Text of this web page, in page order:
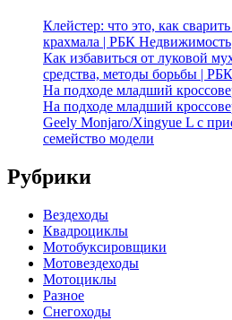
Клейстер: что это, как
крахмала | РБК Недвижимость
Как избавиться от луковой
средства, методы борьбы |
На подходе младший
На подходе младший
Geely Monjaro/Xingyue L с
семейство модели
Рубрики
Вездеходы
Квадроциклы
Мотобуксировщики
Мотовездеходы
Мотоциклы
Разное
Снегоходы